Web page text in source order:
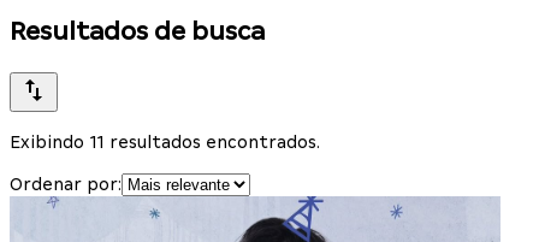
Resultados de busca
Exibindo 11 resultados encontrados.
Ordenar por: